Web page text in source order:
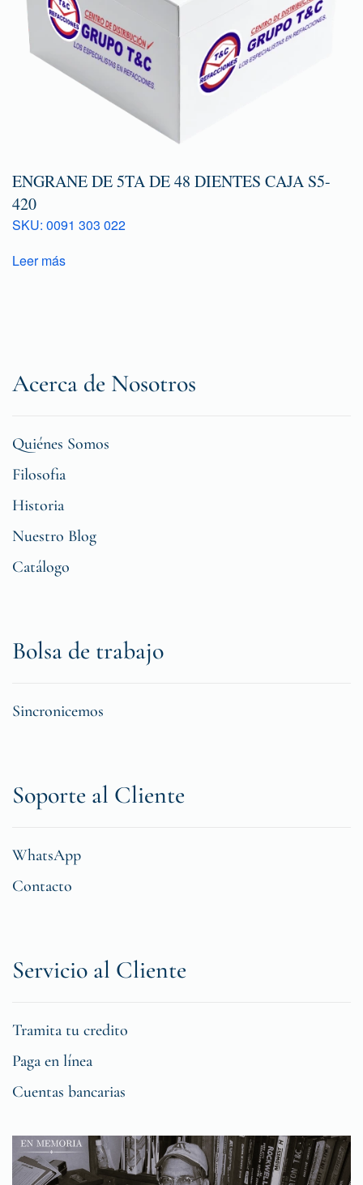
ENGRANE DE 5TA DE 48 DIENTES CAJA S5-
420
SKU: 0091 303 022
Leer más
Acerca de Nosotros
Quiénes Somos
Filosofia
Historia
Nuestro Blog
Catálogo
Bolsa de trabajo
Sincronicemos
Soporte al Cliente
WhatsApp
Contacto
Servicio al Cliente
Tramita tu credito
Paga en línea
Cuentas bancarias